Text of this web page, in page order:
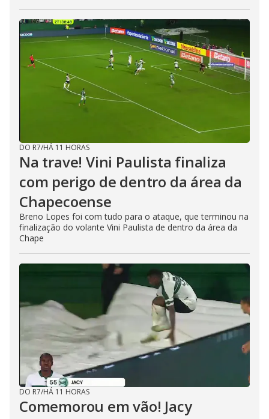
DO R7/HÁ 11 HORAS
Na trave! Vini Paulista finaliza
com perigo de dentro da área da
Chapecoense
Breno Lopes foi com tudo para o ataque, que terminou na
finalização do volante Vini Paulista de dentro da área da
Chape
DO R7/HÁ 11 HORAS
Comemorou em vão! Jacy